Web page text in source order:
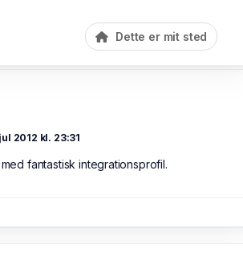
Dette er mit sted
2012 kl. 23:31
fantastisk integrationsprofil.